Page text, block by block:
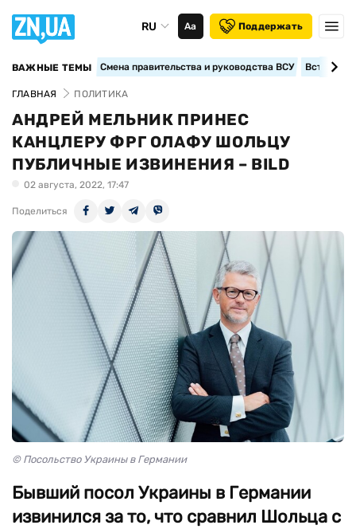
RU Аа Поддержать
ВАЖНЫЕ ТЕМЫ Смена правительства и руководства ВСУ
ГЛАВНАЯ ПОЛИТИКА
АНДРЕЙ МЕЛЬНИК ПРИНЕС
КАНЦЛЕРУ ФРГ ОЛАФУ ШОЛЬЦУ
ПУБЛИЧНЫЕ ИЗВИНЕНИЯ – BILD
02 августа, 2022, 17:47
Поделиться
© Посольство Украины в Германии
Бывший посол Украины в Германии
извинился за то, что сравнил Шольца с